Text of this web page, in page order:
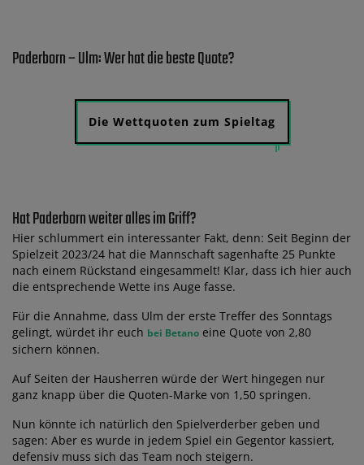
Paderborn – Ulm: Wer hat die beste Quote?
Die Wettquoten zum Spieltag
Hat Paderborn weiter alles im Griff?
Hier schlummert ein interessanter Fakt, denn: Seit Beginn der
Spielzeit 2023/24 hat die Mannschaft sagenhafte 25 Punkte
nach einem Rückstand eingesammelt! Klar, dass ich hier auch
die entsprechende Wette ins Auge fasse.
Für die Annahme, dass Ulm der erste Treffer des Sonntags
gelingt, würdet ihr euch bei Betano eine Quote von 2,80
sichern können.
Auf Seiten der Hausherren würde der Wert hingegen nur
ganz knapp über die Quoten-Marke von 1,50 springen.
Nun könnte ich natürlich den Spielverderber geben und
sagen: Aber es wurde in jedem Spiel ein Gegentor kassiert,
defensiv muss sich das Team noch steigern.